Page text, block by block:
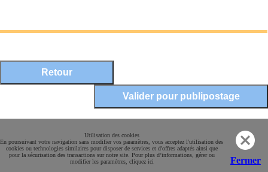
Utilisation des cookies
En poursuivant votre navigation sans modifier vos paramètres, vous acceptez l'utilisation des
cookies ou technologies similaires pour disposer de services et d'offres adaptés ainsi que
pour la sécurisation des transactions sur notre site. Pour plus d’informations, gérer ou
modifier les paramètres, cliquez ici
Fermer
Paiement sécurisé
Conditions Générales de Vente